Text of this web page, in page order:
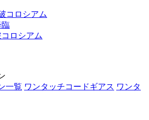
コロシアム
臨
ロシアム
一覧 ワンタッチコードギアス ワンタ